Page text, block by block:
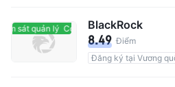
sát quản lý Có giám sát quản lý
BlackRock
8.49 Điểm
Đăng ký tại Vương